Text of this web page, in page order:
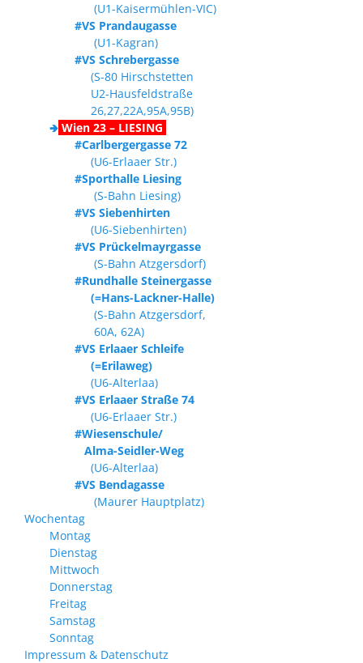
(U1-Kaisermühlen-VIC)
#VS Prandaugasse
(U1-Kagran)
#VS Schrebergasse
(S-80 Hirschstetten
U2-Hausfeldstraße
26,27,22A,95A,95B)
🢂 Wien 23 – LIESING
#Carlbergergasse 72
(U6-Erlaaer Str.)
#Sporthalle Liesing
(S-Bahn Liesing)
#VS Siebenhirten
(U6-Siebenhirten)
#VS Prückelmayrgasse
(S-Bahn Atzgersdorf)
#Rundhalle Steinergasse
(=Hans-Lackner-Halle)
(S-Bahn Atzgersdorf,
60A, 62A)
#VS Erlaaer Schleife
(=Erilaweg)
(U6-Alterlaa)
#VS Erlaaer Straße 74
(U6-Erlaaer Str.)
#Wiesenschule/
Alma-Seidler-Weg
(U6-Alterlaa)
#VS Bendagasse
(Maurer Hauptplatz)
Wochentag
Montag
Dienstag
Mittwoch
Donnerstag
Freitag
Samstag
Sonntag
Impressum & Datenschutz